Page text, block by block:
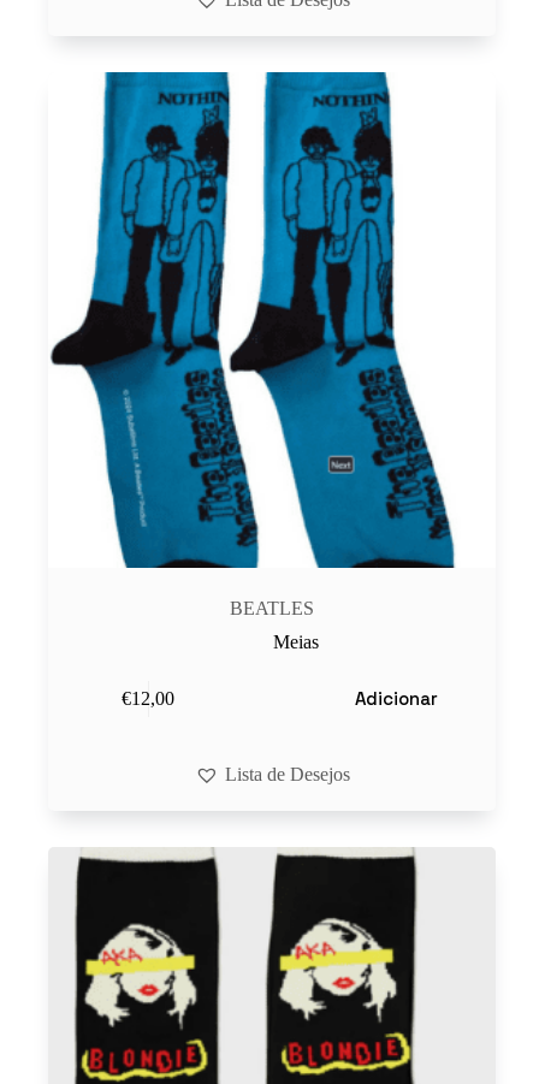
BEATLES
Meias
€12,00 Adicionar
Lista de Desejos